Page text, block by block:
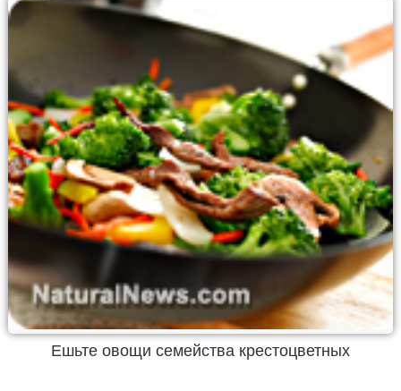
Ешьте овощи семейства крестоцветных